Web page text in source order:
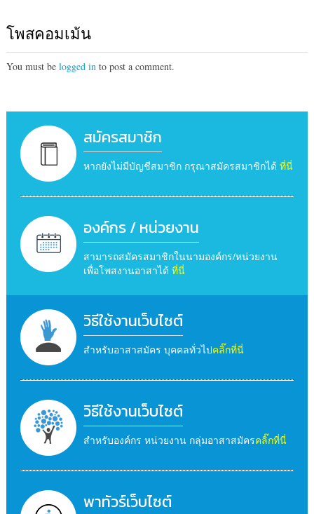
โพสคอมเม้น
You must be logged into post a comment.
สมัครสมาชิก
หากยังไม่มีบัญชีสมาชิก กรุณาสมัครสมาชิกได้ ที่นี่
องค์กร / หน่วยงาน
สามารถสมัครสมาชิกในนามองค์กร/หน่วยงาน
เพื่อโพสงานอาสาได้ ที่นี่
วิธีใช้งานเว็บไซต์
สำหรับอาสาสมัคร บุคคลทั่วไปคลิ๊กที่นี่
วิธีใช้งานเว็บไซต์
สำหรับองค์กร หน่วยงาน กลุ่มอาสาสมัครคลิ๊กที่นี่
พาทัวร์เว็บไซต์